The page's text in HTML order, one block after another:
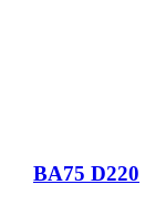
BA75 D220